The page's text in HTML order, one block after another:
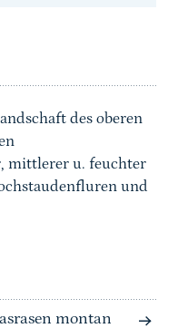
des oberen
mittlerer u. feuchter
und
montan